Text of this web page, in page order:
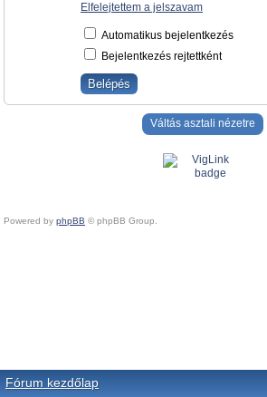
Elfelejtettem a jelszavam
Automatikus bejelentkezés
Bejelentkezés rejtettként
Váltás asztali nézetre
Powered by phpBB © phpBB Group.
Fórum kezdőlap